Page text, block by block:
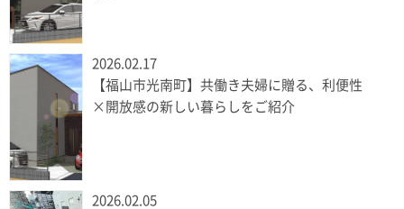
2026.02.17
【福山市光南町】共働き夫婦に贈る、利便性
×開放感の新しい暮らしをご紹介
2026.02.05